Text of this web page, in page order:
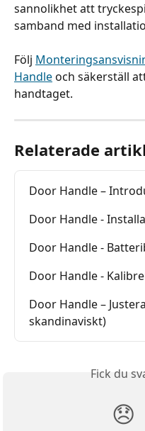
sannolikhet att
samband med
Följ
Handle och säkerställ
handtaget.
Relaterade
Door Handle –
Door Handle -
Door Handle -
Door Handle -
Door Handle –
skandinaviskt)
Fick du
😞